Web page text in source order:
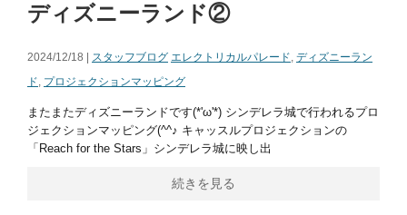
ディズニーランド②
2024/12/18 | スタッフブログ エレクトリカルパレード, ディズニーラン
ド, プロジェクションマッピング
またまたディズニーランドです(*'ω'*) シンデレラ城で行われるプロ
ジェクションマッピング(^^♪ キャッスルプロジェクションの
「Reach for the Stars」シンデレラ城に映し出
続きを見る